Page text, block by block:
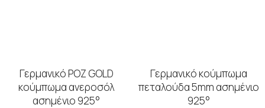
Γερμανικό ΡΟΖ GOLD
κούμπωμα ανεροσόλ
ασημένιο 925°
Γερμανικό κούμπωμα
πεταλούδα 5mm ασημένιο
925°